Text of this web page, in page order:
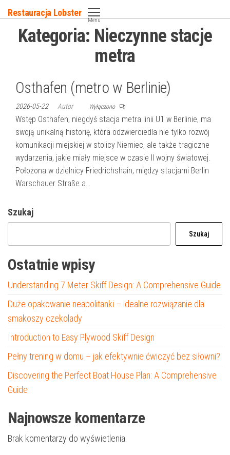
do
Restauracja Lobster
Menu
Kategoria: Nieczynne stacje
metra
Osthafen (metro w Berlinie)
2026-05-22 Autor Wyłączono
Wstęp Osthafen, niegdyś stacja metra linii U1 w Berlinie, ma
swoją unikalną historię, która odzwierciedla nie tylko rozwój
komunikacji miejskiej w stolicy Niemiec, ale także tragiczne
wydarzenia, jakie miały miejsce w czasie II wojny światowej.
Położona w dzielnicy Friedrichshain, między stacjami Berlin
Warschauer Straße a…
Szukaj
Szukaj
Ostatnie wpisy
Understanding 7 Meter Skiff Design: A Comprehensive Guide
Duże opakowanie neapolitanki – idealne rozwiązanie dla
smakoszy czekolady
Introduction to Easy Plywood Skiff Design
Pełny trening w domu – jak efektywnie ćwiczyć bez siłowni?
Discovering the Perfect Boat House Plan: A Comprehensive
Guide
Najnowsze komentarze
Brak komentarzy do wyświetlenia.